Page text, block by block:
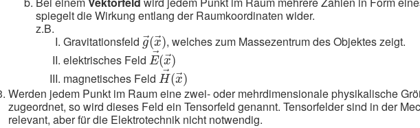
spiegelt die Wirkung entlang der Raumkoordinaten wider.
z.B.
Gravitationsfeld →
g(→
x)
g→( x→)
, welches zum Massezentrum des Objektes zeigt.
elektrisches Feld →
E(→
x)
E→(x→)
magnetisches Feld →
H(→
x)
H→(
Werden jedem Punkt im Raum eine zwei- oder mehrdimensionale physikalische
zugeordnet, so wird dieses Feld ein Tensorfeld genannt. Tensorfelder sind in der
relevant, aber für die Elektrotechnik nicht notwendig.